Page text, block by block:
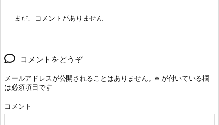
まだ、コメントがありません
コメントをどうぞ
メールアドレスが公開されることはありません。 ※ が付いている欄
は必須項目です
コメント